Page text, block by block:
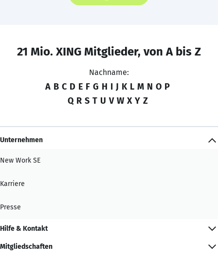
21 Mio. XING Mitglieder, von A bis Z
Nachname:
A B C D E F G H I J K L M N O P
Q R S T U V W X Y Z
Unternehmen
New Work SE
Karriere
Presse
Hilfe & Kontakt
Mitgliedschaften